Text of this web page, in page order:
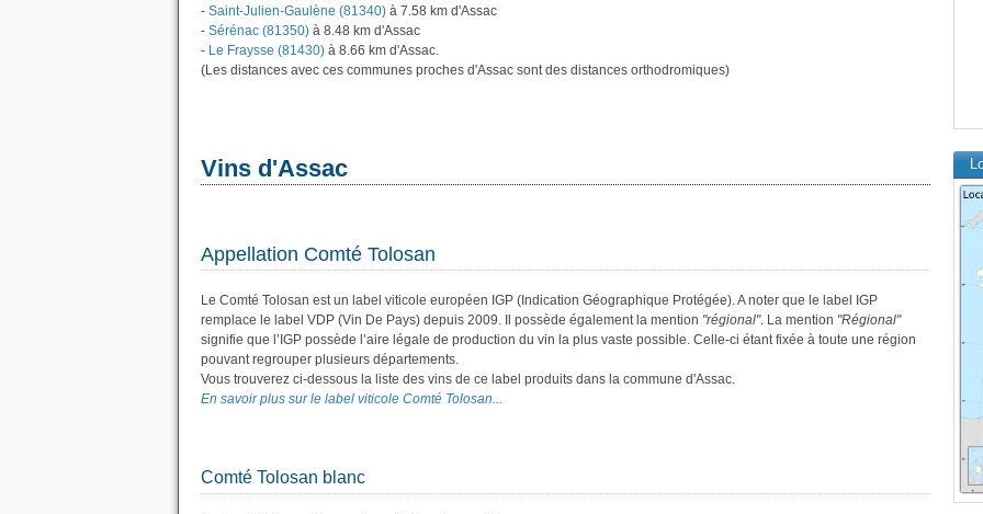
- Saint-Julien-Gaulène (81340) à 7.58 km d'Assac
- Sérénac (81350) à 8.48 km d'Assac
- Le Fraysse (81430) à 8.66 km d'Assac.
(Les distances avec ces communes proches d'Assac sont des distances orthodromiques)
Vins d'Assac
Appellation Comté Tolosan
Le Comté Tolosan est un label viticole européen IGP (Indication Géographique Protégée). A noter que le label IGP
remplace le label VDP (Vin De Pays) depuis 2009. Il possède également la mention "régional". La mention "Régional"
signifie que l’IGP possède l’aire légale de production du vin la plus vaste possible. Celle-ci étant fixée à toute une région
pouvant regrouper plusieurs départements.
Vous trouverez ci-dessous la liste des vins de ce label produits dans la commune d'Assac.
En savoir plus sur le label viticole Comté Tolosan...
Comté Tolosan blanc